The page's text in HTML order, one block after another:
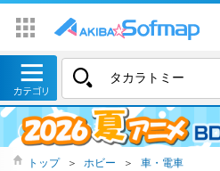
トップ ＞ ホビー ＞ 車・電車